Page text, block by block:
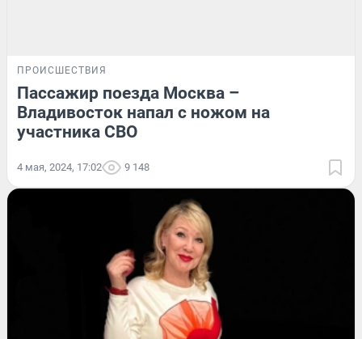
ПРОИСШЕСТВИЯ
Пассажир поезда Москва –
Владивосток напал с ножом на
участника СВО
4 мая, 2024, 17:02 9 148